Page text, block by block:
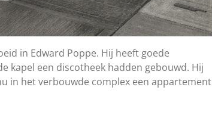
in Edward Poppe. Hij heeft goede
kapel een discotheek hadden gebouwd. Hij
in het verbouwde complex een appartement